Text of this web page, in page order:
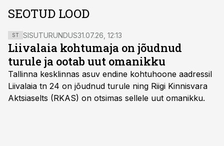
SEOTUD LOOD
ST SISUTURUNDUS31.07.26, 12:13
Liivalaia kohtumaja on jõudnud
turule ja ootab uut omanikku
Tallinna kesklinnas asuv endine kohtuhoone aadressil
Liivalaia tn 24 on jõudnud turule ning Riigi Kinnisvara
Aktsiaselts (RKAS) on otsimas sellele uut omanikku.